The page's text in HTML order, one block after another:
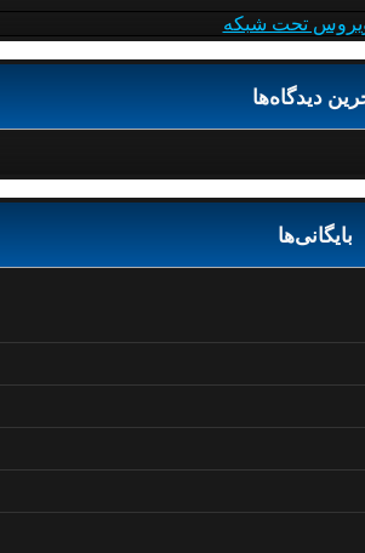
ویروس تحت شبکه
دیدگاه‌ها
بایگانی‌ها